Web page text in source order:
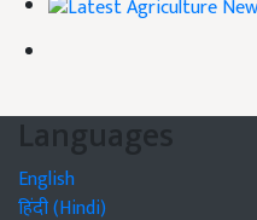
Languages
English
हिंदी (Hindi)